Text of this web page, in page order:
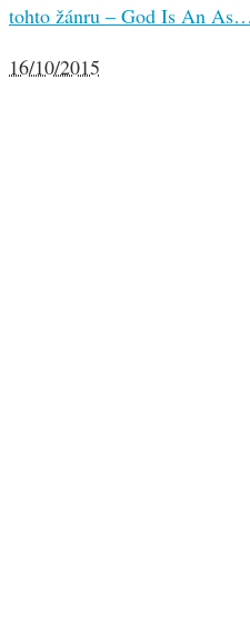
tohto žánru – God Is An As…
16/10/2015